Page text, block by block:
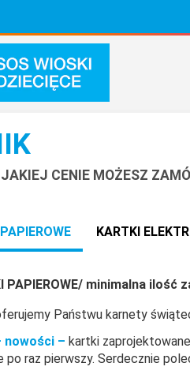
CENIE MOŻESZ
KARTKI
PAPIEROWE/ minimalna
Państwu karnety
nowości – kartki
po raz pierwszy. Serdecznie